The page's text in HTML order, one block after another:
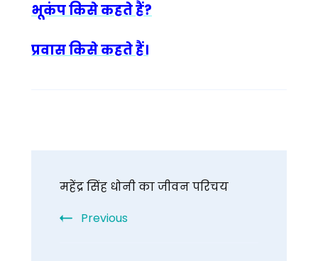
भूकंप किसे कहते हैं?
प्रवास किसे कहते हैं।
Navigation
महेंद्र सिंह धोनी का जीवन परिचय
Previous